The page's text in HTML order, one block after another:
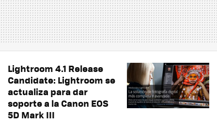
Lightroom 4.1 Release
Candidate: Lightroom se
actualiza para dar
soporte a la Canon EOS
5D Mark III